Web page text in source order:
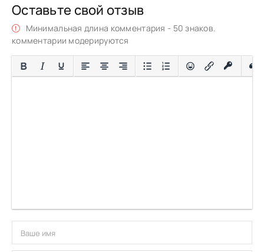
Оставьте свой отзыв
Минимальная длина комментария - 50 знаков.
комментарии модерируются